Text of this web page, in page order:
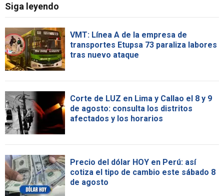
Siga leyendo
VMT: Línea A de la empresa de
transportes Etupsa 73 paraliza labores
tras nuevo ataque
Corte de LUZ en Lima y Callao el 8 y 9
de agosto: consulta los distritos
afectados y los horarios
Precio del dólar HOY en Perú: así
cotiza el tipo de cambio este sábado 8
de agosto